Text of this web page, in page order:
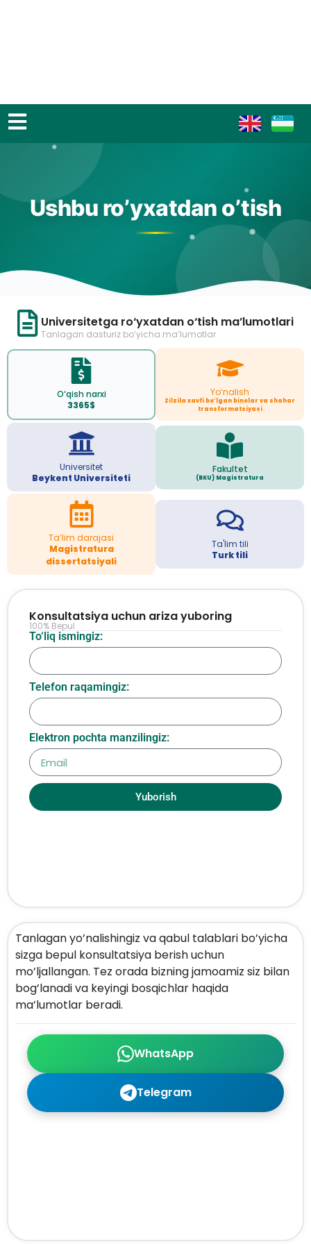
Ushbu ro’yxatdan o’tish
Universitetga ro‘yxatdan o‘tish ma’lumotlari
Tanlagan dasturiz bo‘yicha ma’lumotlar
O‘qish narxi
3365$
Yo‘nalish
Zilzila xavfi bo’lgan binolar va shahar
transformatsiyasi
Universitet
Beykent Universiteti
Fakultet
(BKU) Magistratura
Ta’lim darajasi
Magistratura
dissertatsiyali
Ta'lim tili
Turk tili
WhatsApp
Telegram
Tanlagan yo’nalishingiz va qabul talablari bo’yicha
sizga bepul konsultatsiya berish uchun
mo’ljallangan. Tez orada bizning jamoamiz siz bilan
bog’lanadi va keyingi bosqichlar haqida
ma’lumotlar beradi.
To‘liq ismingiz:
Telefon raqamingiz:
Elektron pochta manzilingiz:
Yuborish
Konsultatsiya uchun ariza yuboring
100% Bepul